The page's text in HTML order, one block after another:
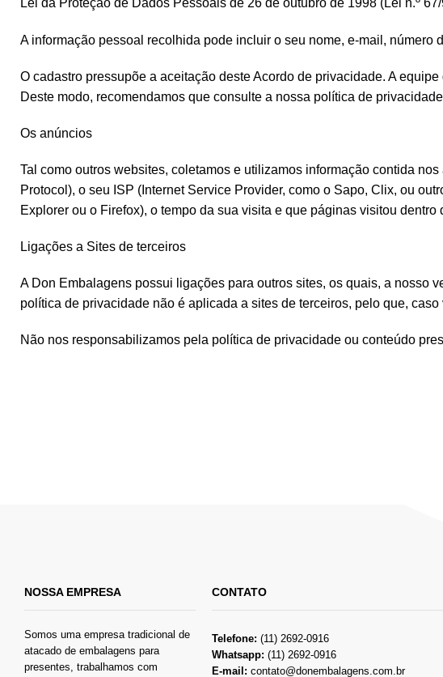
Lei da Proteção de Dados Pessoais de 26 de outubro de 1998 (Lei n.º 67/
A informação pessoal recolhida pode incluir o seu nome, e-mail,
O cadastro pressupõe a aceitação deste Acordo de privacidade. A
Deste modo, recomendamos que consulte a nossa política de
Os anúncios
Tal como outros websites, coletamos e utilizamos informação contida
Protocol), o seu ISP (Internet Service Provider, como o Sapo, Clix, ou
Explorer ou o Firefox), o tempo da sua visita e que páginas visitou dentro
Ligações a Sites de terceiros
A Don Embalagens possui ligações para outros sites, os quais, a nosso
política de privacidade não é aplicada a sites de terceiros, pelo que,
Não nos responsabilizamos pela política de privacidade ou conteúdo
NOSSA EMPRESA
Somos uma empresa tradicional de
atacado de embalagens para
presentes, trabalhamos com
CONTATO
Telefone: (11) 2692-0916
Whatsapp: (11) 2692-0916
E-mail: contato@donembalagens.com.br